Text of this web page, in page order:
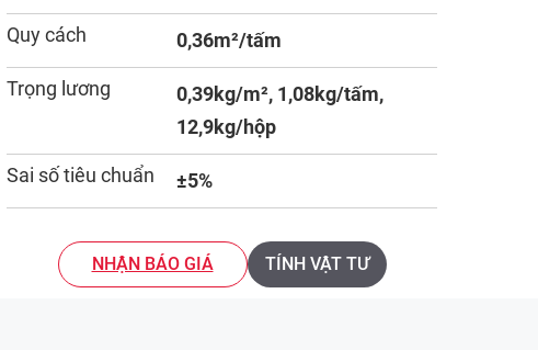
Quy cách 0,36m²/tấm
Trọng lương
0,39kg/m², 1,08kg/tấm,
12,9kg/hộp
Sai số tiêu chuẩn ±5%
NHẬN BÁO GIÁ TÍNH VẬT TƯ